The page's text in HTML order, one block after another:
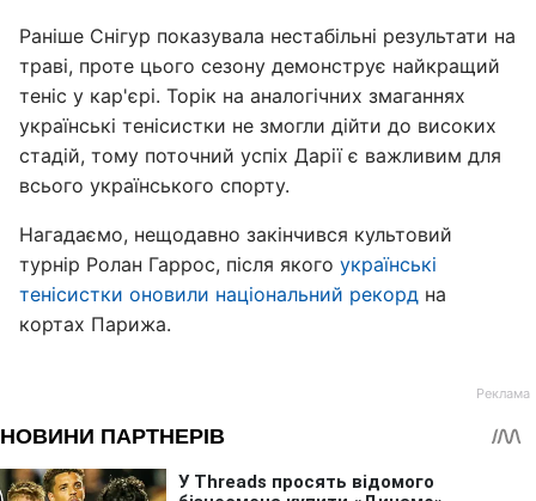
Раніше Снігур показувала нестабільні результати на
траві, проте цього сезону демонструє найкращий
теніс у кар'єрі. Торік на аналогічних змаганнях
українські тенісистки не змогли дійти до високих
стадій, тому поточний успіх Дарії є важливим для
всього українського спорту.
Нагадаємо, нещодавно закінчився культовий
турнір Ролан Гаррос, після якого українські
тенісистки оновили національний рекорд на
кортах Парижа.